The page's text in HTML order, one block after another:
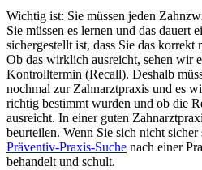
Wichtig ist: Sie müssen jeden
Sie müssen es lernen und das dauert
sichergestellt ist, dass Sie das
Ob das wirklich ausreicht, sehen wir
Kontrolltermin (Recall). Deshalb
nochmal zur Zahnarztpraxis und es
richtig bestimmt wurden und ob die
ausreicht. In einer guten
beurteilen. Wenn Sie sich nicht sicher
Präventiv-Praxis-Suche nach einer
behandelt und schult.